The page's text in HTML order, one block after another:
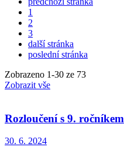
1
2
3
další stránka
poslední stránka
Zobrazeno 1-30 ze 73
Zobrazit vše
Rozloučení s 9. ročníkem
30. 6. 2024